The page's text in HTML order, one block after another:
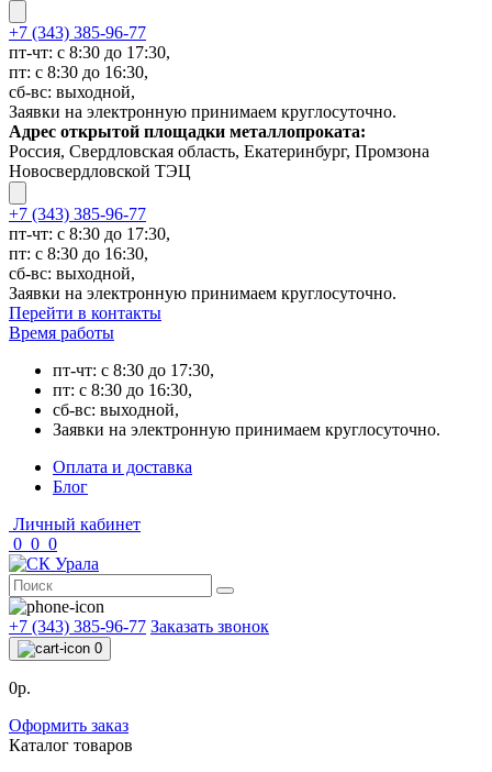
+7 (343) 385-96-77
пт-чт: с 8:30 до 17:30,
пт: с 8:30 до 16:30,
сб-вс: выходной,
Заявки на электронную принимаем круглосуточно.
Адрес открытой площадки металлопроката:
Россия, Свердловская область, Екатеринбург, Промзона
Новосвердловской ТЭЦ
+7 (343) 385-96-77
пт-чт: с 8:30 до 17:30,
пт: с 8:30 до 16:30,
сб-вс: выходной,
Заявки на электронную принимаем круглосуточно.
Перейти в контакты
Время работы
пт-чт: с 8:30 до 17:30,
пт: с 8:30 до 16:30,
сб-вс: выходной,
Заявки на электронную принимаем круглосуточно.
Оплата и доставка
Блог
Личный кабинет
0 0 0
+7 (343) 385-96-77 Заказать звонок
0
0р.
Оформить заказ
Каталог товаров